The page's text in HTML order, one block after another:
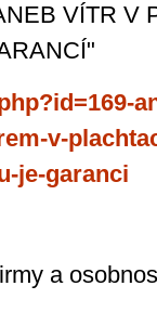
VÍTR V
v-
je-garanci
a